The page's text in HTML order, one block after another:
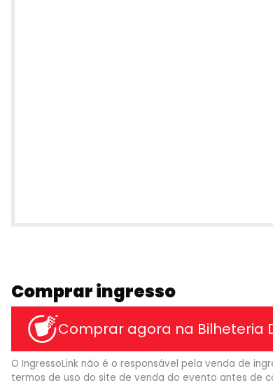
Comprar ingresso
Comprar agora na Bilheteria
O IngressoLink não é o responsável pela venda de
termos de uso do site de venda do evento antes de